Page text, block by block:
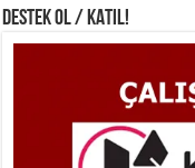
DESTEK OL / KATIL!